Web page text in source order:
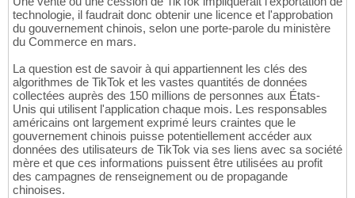
technologie, il faudrait donc obtenir une licence et l'approbation
du gouvernement chinois, selon une porte-parole du ministère
du Commerce en mars.
La question est de savoir à qui appartiennent les clés des
algorithmes de TikTok et les vastes quantités de données
collectées auprès des 150 millions de personnes aux États-
Unis qui utilisent l'application chaque mois. Les responsables
américains ont largement exprimé leurs craintes que le
gouvernement chinois puisse potentiellement accéder aux
données des utilisateurs de TikTok via ses liens avec sa société
mère et que ces informations puissent être utilisées au profit
des campagnes de renseignement ou de propagande
chinoises.